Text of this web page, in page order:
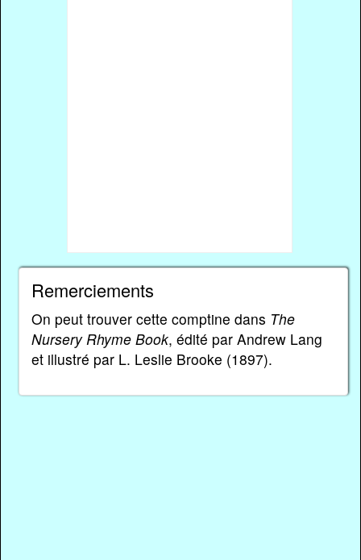
Remerciements
On peut trouver cette comptine dans The
Nursery Rhyme Book, édité par Andrew Lang
et illustré par L. Leslie Brooke (1897).